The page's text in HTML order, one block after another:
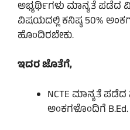
ಅಭ್ಯರ್ಥಿಗಳು ಮಾನ್ಯತೆ ಪಡೆದ
ವಿಷಯದಲ್ಲಿ ಕನಿಷ್ಠ 50%
ಹೊಂದಿರಬೇಕು.
ಇದರ ಜೊತೆಗೆ,
NCTE ಮಾನ್ಯತೆ
ಅಂಕಗಳೊಂದಿಗೆ